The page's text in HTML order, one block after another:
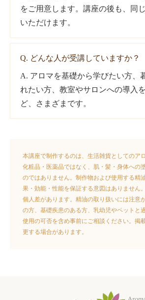
をご用意します。講座の後も、同
いただけます。
Q. どんな人が受講していますか？
A. アロマを基礎から学びたい方、
れたい方、教室やサロンへの導入
ど、さまざまです。
本講座で制作するのは、生活雑貨としてのア
化粧品・医薬品ではなく、肌・髪・身体への
のではありません。制作物および使用する精
果・効能・性能を保証する意図はありません
個人差があります。精油の取り扱いには注意
の方、基礎疾患のある方、乳幼児やペットと
使用の可否を含め事前にご相談ください。掲
更する場合があります。